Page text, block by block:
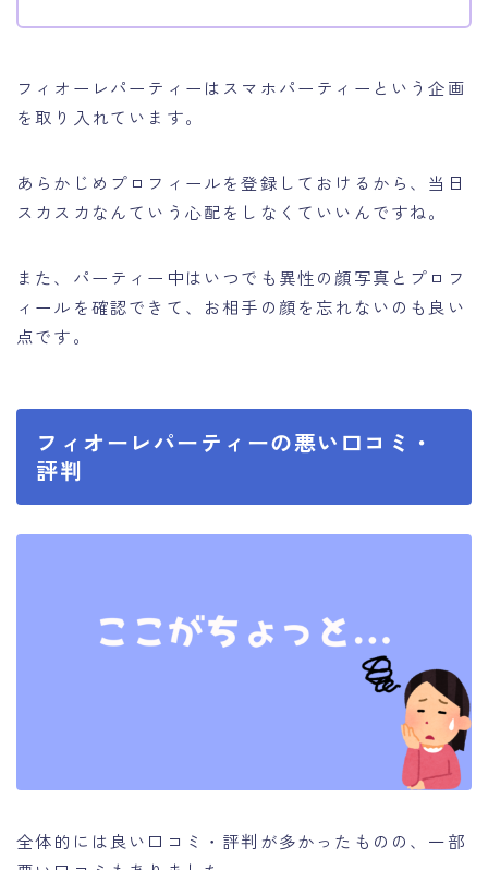
フィオーレパーティーはスマホパーティーという企画
を取り入れています。
あらかじめプロフィールを登録しておけるから、当日
スカスカなんていう心配をしなくていいんですね。
また、パーティー中はいつでも異性の顔写真とプロフ
ィールを確認できて、お相手の顔を忘れないのも良い
点です。
フィオーレパーティーの悪い口コミ・
評判
全体的には良い口コミ・評判が多かったものの、一部